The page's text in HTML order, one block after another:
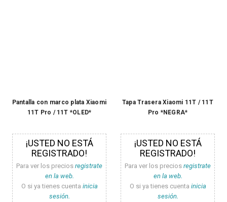
Pantalla con marco plata Xiaomi
11T Pro / 11T *OLED*
¡USTED NO ESTÁ
REGISTRADO!
Para ver los precios registrate
en la web.
O si ya tienes cuenta inicia
sesión.
Tapa Trasera Xiaomi 11T / 11T
Pro *NEGRA*
¡USTED NO ESTÁ
REGISTRADO!
Para ver los precios registrate
en la web.
O si ya tienes cuenta inicia
sesión.